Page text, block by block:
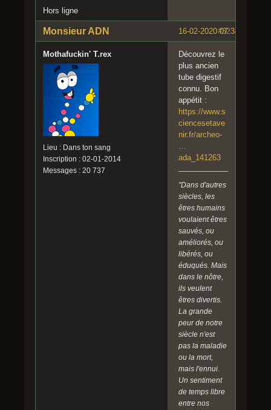
Hors ligne
#32
16-02-2020 07:34:36
Monsieur ADN
Mothafuckin' T.rex
Lieu : Dans ton sang
Inscription : 02-01-2014
Messages : 20 737
Découvrez le
plus ancien
tube digestif
connu. Bon
appétit :
https://www.s
ciencesetave
nir.fr/archeo-
…
ada_141263
"Dans d'autres
siècles, les
êtres humains
voulaient êtres
sauvés, ou
améliorés, ou
libérés, ou
éduqués. Mais
dans le nôtre,
ils veulent
êtres divertis.
La grande
peur de notre
siècle n'est
pas la maladie
ou la mort,
mais l'ennui.
Un sentiment
de temps libre
entre nos